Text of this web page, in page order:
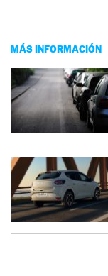
MÁS INFORMACIÓN